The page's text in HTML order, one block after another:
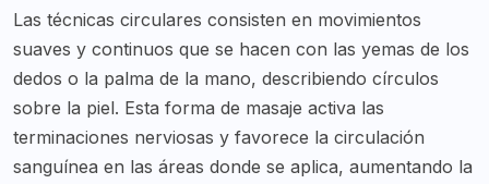
Las técnicas circulares consisten en movimientos
suaves y continuos que se hacen con las yemas de los
dedos o la palma de la mano, describiendo círculos
sobre la piel. Esta forma de masaje activa las
terminaciones nerviosas y favorece la circulación
sanguínea en las áreas donde se aplica, aumentando la